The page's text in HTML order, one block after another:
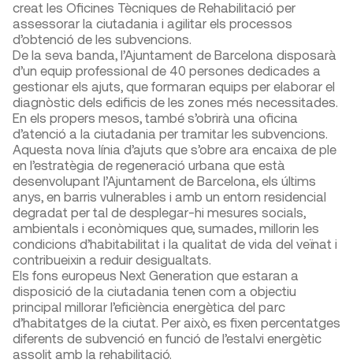
creat les Oficines Tècniques de Rehabilitació per
assessorar la ciutadania i agilitar els processos
d’obtenció de les subvencions.
De la seva banda, l’Ajuntament de Barcelona disposarà
d’un equip professional de 40 persones dedicades a
gestionar els ajuts, que formaran equips per elaborar el
diagnòstic dels edificis de les zones més necessitades.
En els propers mesos, també s’obrirà una oficina
d’atenció a la ciutadania per tramitar les subvencions.
Aquesta nova línia d’ajuts que s’obre ara encaixa de ple
en l’estratègia de regeneració urbana que està
desenvolupant l’Ajuntament de Barcelona, els últims
anys, en barris vulnerables i amb un entorn residencial
degradat per tal de desplegar-hi mesures socials,
ambientals i econòmiques que, sumades, millorin les
condicions d’habitabilitat i la qualitat de vida del veïnat i
contribueixin a reduir desigualtats.
Els fons europeus Next Generation que estaran a
disposició de la ciutadania tenen com a objectiu
principal millorar l’eficiència energètica del parc
d’habitatges de la ciutat. Per això, es fixen percentatges
diferents de subvenció en funció de l’estalvi energètic
assolit amb la rehabilitació.